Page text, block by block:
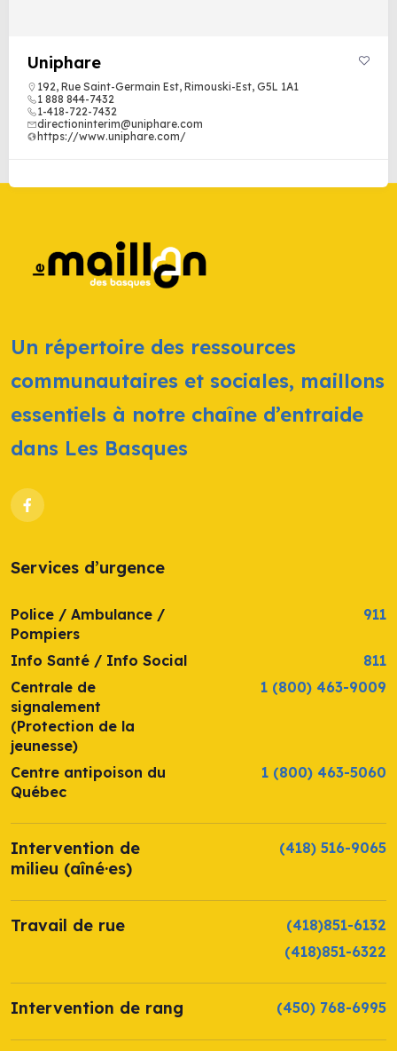
Uniphare
192, Rue Saint-Germain Est, Rimouski-Est, G5L 1A1
1 888 844-7432
1-418-722-7432
directioninterim@uniphare.com
https://www.uniphare.com/
Un répertoire des ressources
communautaires et sociales, maillons
essentiels à notre chaîne d’entraide
dans Les Basques
Services d’urgence
Police / Ambulance /
Pompiers
911
Info Santé / Info Social
811
Centrale de
signalement
(Protection de la
jeunesse)
1 (800) 463-9009
Centre antipoison du
Québec
1 (800) 463-5060
Intervention de
milieu (aîné·es)
(418) 516-9065
Travail de rue
(418)851-6132
(418)851-6322
Intervention de rang (450) 768-6995